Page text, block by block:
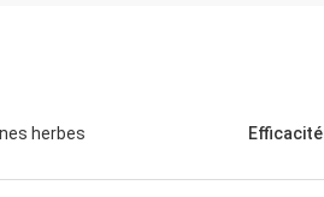
la qualité des produits.
herbes Efficacité